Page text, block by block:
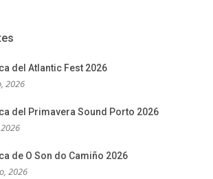
del Atlantic Fest 2026
2026
del Primavera Sound Porto 2026
de O Son do Camiño 2026
2026